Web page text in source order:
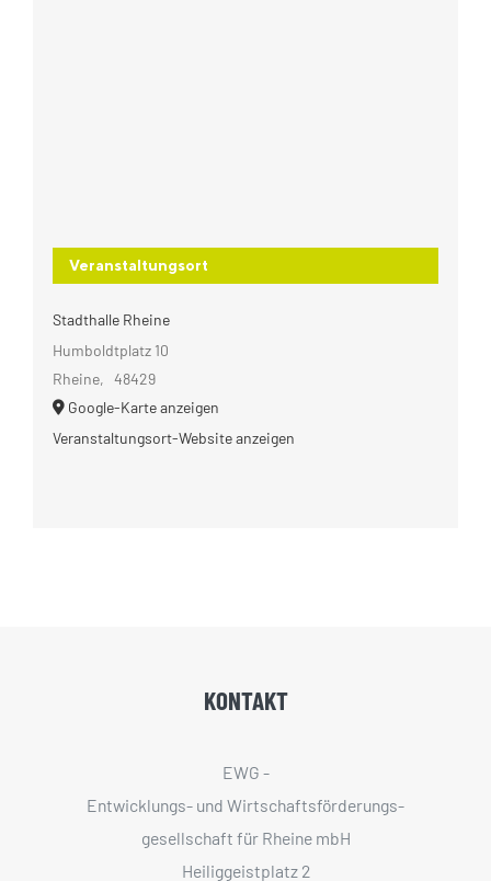
Veranstaltungsort
Stadthalle Rheine
Humboldtplatz 10
Rheine, 48429
Google-Karte anzeigen
Veranstaltungsort-Website anzeigen
KONTAKT
EWG -
Entwicklungs- und Wirtschaftsförderungs­
gesellschaft für Rheine mbH
Heiliggeistplatz 2